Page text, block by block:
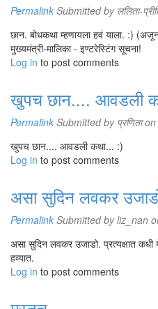
Permalink Submitted by ललिता-
छान. बोधकथा म्हणायला हवं याला. :)
मुख्यमंत्री-मालिका - इण्टरेस्टिंग सूचना!
Log in to post comments
खुपच छान.... आवडली
Permalink Submitted by प्रणिताon
खुपच छान.... आवडली कथा... :)
Log in to post comments
असा सुदिन लवकर
Permalink Submitted byliz_nan
असा सुदिन लवकर उजाडो. प्रत्यक्षात
हव्यात.
Log in to post comments